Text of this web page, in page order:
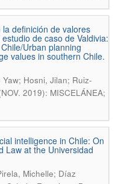
definición de valores
de caso de Valdivia:
Urban planning
values in southern Chile.
Hosni, Jilan; Ruiz-
2019): MISCELÁNEA;
intelligence in Chile: On
Law at the Universidad
Michelle; Díaz